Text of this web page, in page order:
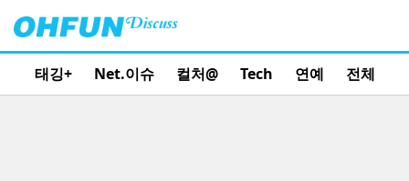
태깅+ Net.이슈 컬처@ Tech 연예 전체